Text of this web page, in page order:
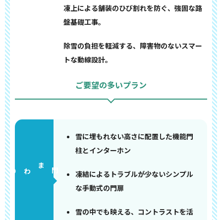
凍上による舗装のひび割れを防ぐ、強固な路
盤基礎工事。
除雪の負担を軽減する、障害物のないスマー
トな動線設計。
ご要望の多いプラン
門まわり
雪に埋もれない高さに配置した機能門
柱とインターホン
凍結によるトラブルが少ないシンプル
な手動式の門扉
雪の中でも映える、コントラストを活